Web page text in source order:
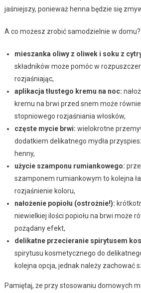
jaśniejszy, ponieważ henna będzie się
A co możesz zrobić samodzielnie w
mieszanka oliwy z oliwek i soku z
składników może pomóc w
rozjaśniając,
aplikacja tłustego kremu na noc:
kremu na brwi przed snem może
stopniowego rozjaśniania włosków,
częste mycie brwi: wielokrotne
dodatkiem delikatnego mydła
henny,
użycie szamponu rumiankowego:
szamponem rumiankowym to kolejna
rozjaśnienie koloru,
nałożenie popiołu (ostrożnie!):
niewielkiej ilości popiołu na brwi może
pożądany efekt,
delikatne przecieranie spirytusem
spirytusu kosmetycznego do
kolejna opcja, jednak należy zachować
Pamiętaj, że przy stosowaniu domowych